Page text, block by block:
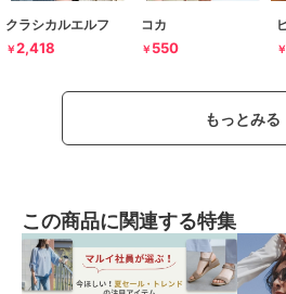
クラシカルエルフ
￥2,418
コカ
￥ 550 ￥
もっとみる
この商品に関連する特集